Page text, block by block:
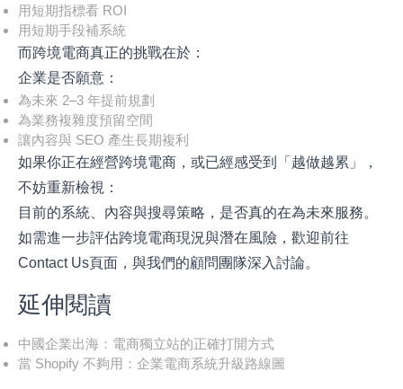
用短期指標看 ROI
用短期手段補系統
而跨境電商真正的挑戰在於：
企業是否願意：
為未來 2–3 年提前規劃
為業務複雜度預留空間
讓內容與 SEO 產生長期複利
如果你正在經營跨境電商，或已經感受到「越做越累」，
不妨重新檢視：
目前的系統、內容與搜尋策略，是否真的在為未來服務。
如需進一步評估跨境電商現況與潛在風險，歡迎前往
Contact Us頁面 ，與我們的顧問團隊深入討論。
延伸閱讀
中國企業出海：電商獨立站的正確打開方式
當 Shopify 不夠用：企業電商系統升級路線圖